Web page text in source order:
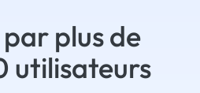
plus de
utilisateurs